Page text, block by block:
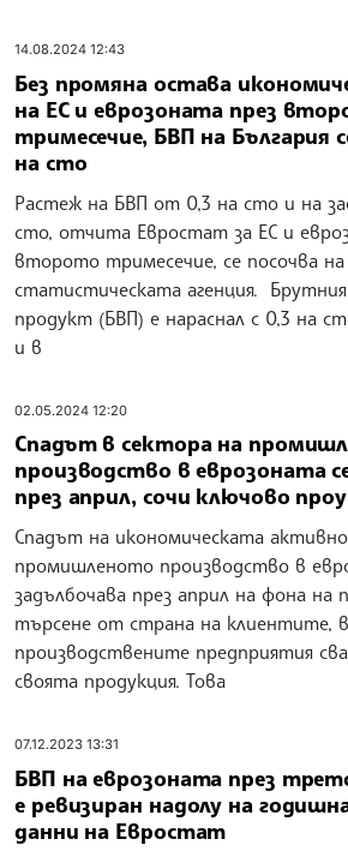
14.08.2024 12:43
Без промяна остава
на ЕС и еврозоната през
тримесечие, БВП на България
на сто
Растеж на БВП от 0,3 на сто и на
сто, отчита Евростат за ЕС и
второто тримесечие, се посочва
статистическата агенция.
продукт (БВП) е нараснал с 0,3 на
и в
02.05.2024 12:20
Спадът в сектора на
производство в еврозоната
през април, сочи ключово
Спадът на икономическата
промишленото производство в
задълбочава през април на фона на
търсене от страна на клиентите,
производствените предприятия
своята продукция. Това
07.12.2023 13:31
БВП на еврозоната през
е ревизиран надолу на
данни на Евростат